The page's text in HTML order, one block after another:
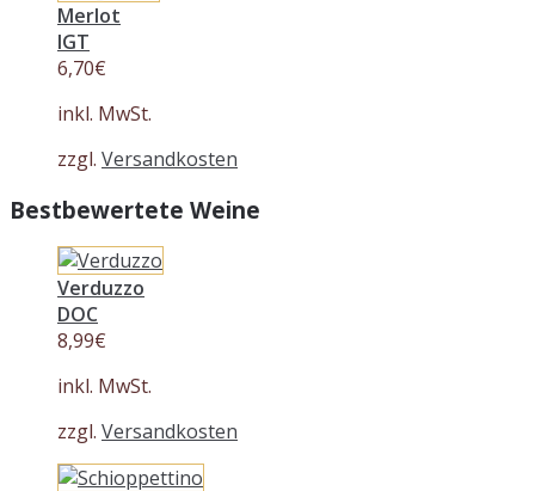
Merlot
IGT
6,70€
inkl. MwSt.
zzgl. Versandkosten
Bestbewertete Weine
Verduzzo
DOC
8,99€
inkl. MwSt.
zzgl. Versandkosten